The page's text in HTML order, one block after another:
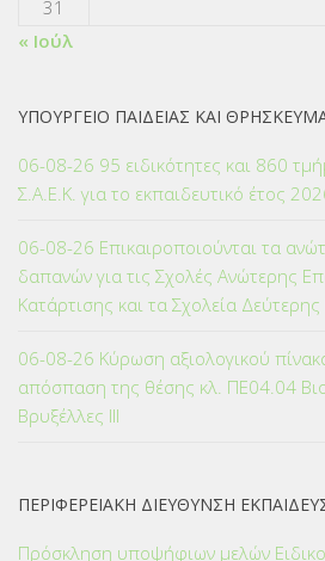
31
« Ιούλ
ΥΠΟΥΡΓΕΙΟ ΠΑΙΔΕΙΑΣ ΚΑΙ
06-08-26 95 ειδικότητες και 860
Σ.Α.Ε.Κ. για το εκπαιδευτικό έτος
06-08-26 Επικαιροποιούνται τα
δαπανών για τις Σχολές Ανώτερης
Κατάρτισης και τα Σχολεία Δεύτερης
06-08-26 Κύρωση αξιολογικού
απόσπαση της θέσης κλ. ΠΕ04.04
Βρυξέλλες ΙΙΙ
ΠΕΡΙΦΕΡΕΙΑΚΗ ΔΙΕΥΘΥΝΣΗ
Πρόσκληση υποψήφιων μελών